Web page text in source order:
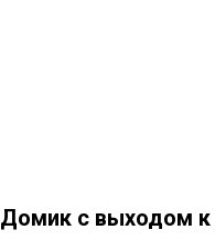
Домик с выходом к